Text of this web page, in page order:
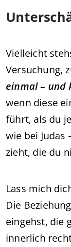
Vielleicht
Versuchung,
einmal – und
wenn diese
führt, als du
wie bei Judas
zieht, die du
Lass mich
Die
eingehst, die
innerlich